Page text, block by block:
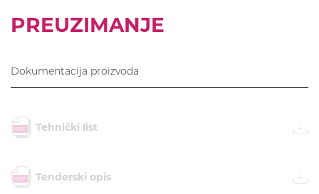
PREUZIMANJE
Dokumentacija proizvoda
Tehnički list
Tenderski opis